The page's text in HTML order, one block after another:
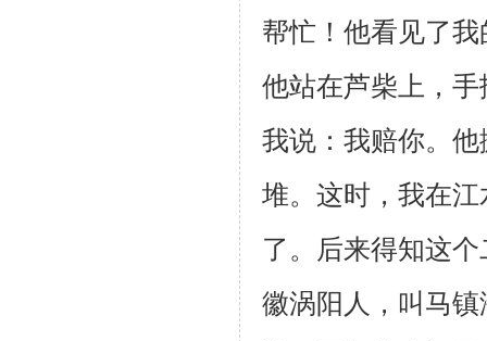
帮忙！他看见了
他站在芦柴上，
我说：我赔你。
堆。这时，我在
了。后来得知这
徽涡阳人，叫马